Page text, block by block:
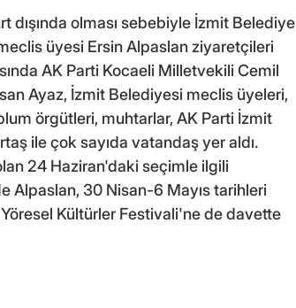
dışında olması sebebiyle İzmit Belediye
üyesi Ersin Alpaslan ziyaretçileri
AK Parti Kocaeli Milletvekili Cemil
Ayaz, İzmit Belediyesi meclis üyeleri,
örgütleri, muhtarlar, AK Parti İzmit
ile çok sayıda vatandaş yer aldı.
24 Haziran'daki seçimle ilgili
Alpaslan, 30 Nisan-6 Mayıs tarihleri
Kültürler Festivali'ne de davette